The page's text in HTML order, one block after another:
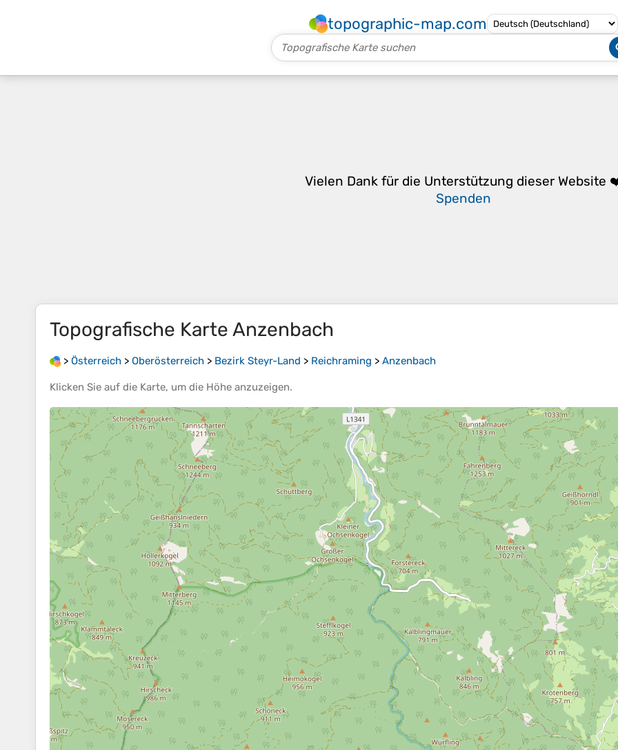
topographic-map.com
Vielen Dank für die Unterstützung dieser Website
Spenden
Topografische Karte Anzenbach
> Österreich > Oberösterreich > Bezirk Steyr-Land > Reichraming > Anzenbach
Klicken Sie auf die Karte, um die Höhe anzuzeigen.